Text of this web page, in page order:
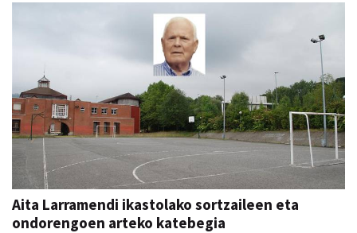
Aita Larramendi ikastolako sortzaileen eta
ondorengoen arteko katebegia